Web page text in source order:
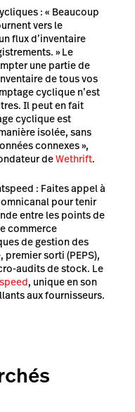
: « Beaucoup
vers le
flux d’inventaire
» Le
une partie de
de tous vos
cyclique n’est
Il peut en fait
cyclique est
isolée, sans
connexes »,
deWethrift.
: Faites appel à
pour tenir
entre les points de
commerce
de gestion des
sorti (PEPS),
audits de stock. Le
, unique en son
aux fournisseurs.